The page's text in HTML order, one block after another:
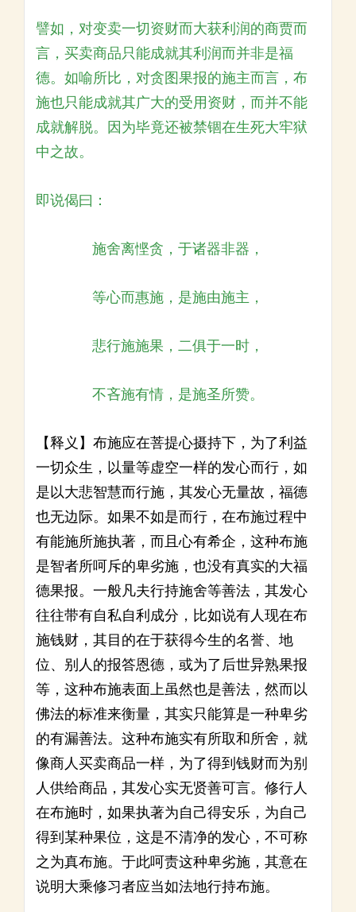
譬如，对变卖一切资财而大获利润的商贾而
言，买卖商品只能成就其利润而并非是福
德。如喻所比，对贪图果报的施主而言，布
施也只能成就其广大的受用资财，而并不能
成就解脱。因为毕竟还被禁锢在生死大牢狱
中之故。
即说偈曰：
施舍离悭贪，于诸器非器，
等心而惠施，是施由施主，
悲行施施果，二俱于一时，
不吝施有情，是施圣所赞。
【释义】布施应在菩提心摄持下，为了利益
一切众生，以量等虚空一样的发心而行，如
是以大悲智慧而行施，其发心无量故，福德
也无边际。如果不如是而行，在布施过程中
有能施所施执著，而且心有希企，这种布施
是智者所呵斥的卑劣施，也没有真实的大福
德果报。一般凡夫行持施舍等善法，其发心
往往带有自私自利成分，比如说有人现在布
施钱财，其目的在于获得今生的名誉、地
位、别人的报答恩德，或为了后世异熟果报
等，这种布施表面上虽然也是善法，然而以
佛法的标准来衡量，其实只能算是一种卑劣
的有漏善法。这种布施实有所取和所舍，就
像商人买卖商品一样，为了得到钱财而为别
人供给商品，其发心实无贤善可言。修行人
在布施时，如果执著为自己得安乐，为自己
得到某种果位，这是不清净的发心，不可称
之为真布施。于此呵责这种卑劣施，其意在
说明大乘修习者应当如法地行持布施。